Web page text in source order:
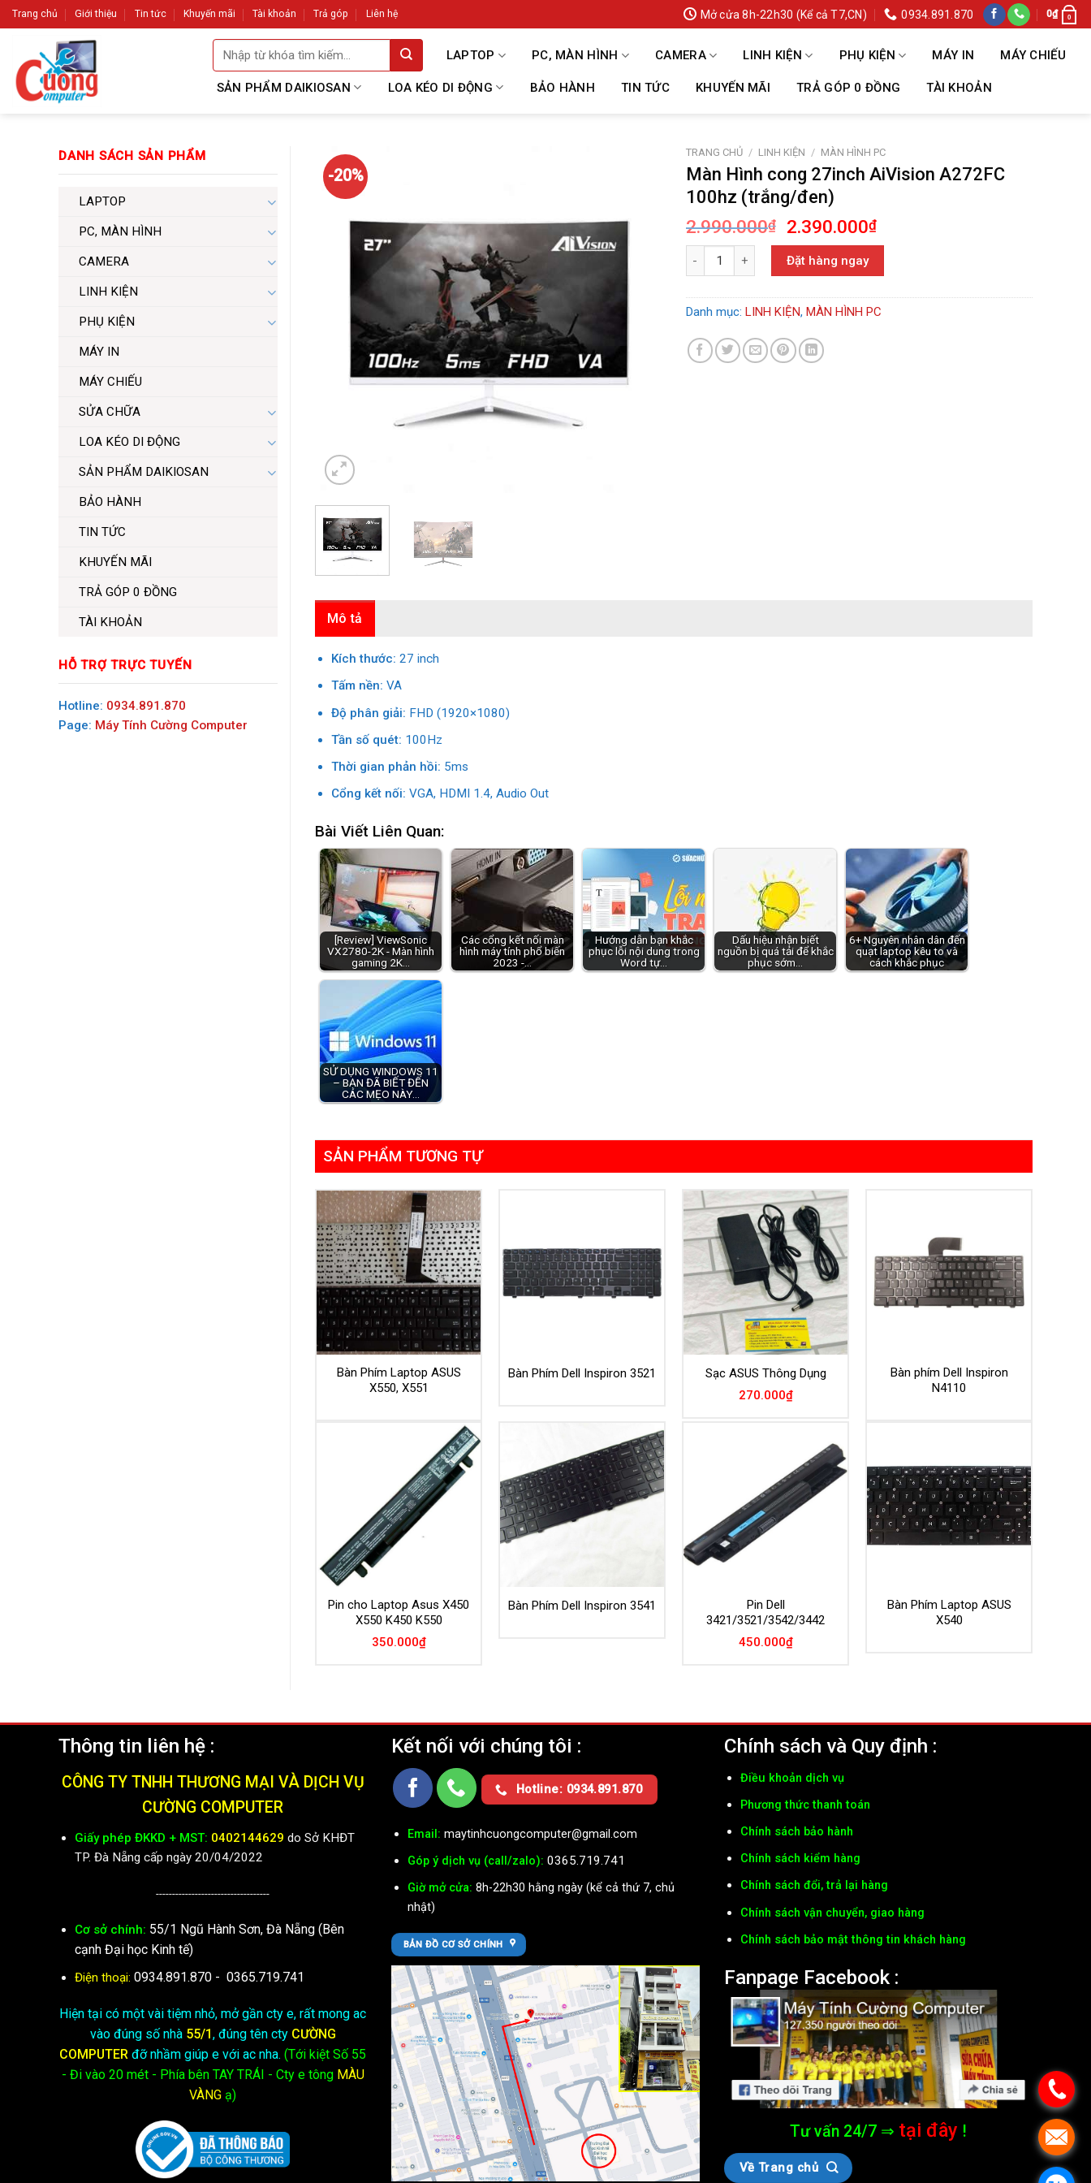
Skip
to
Trang chủ Giới thiệu Tin tức Khuyến mãi Tài khoản Trả góp Liên hệ Mở cửa 8h-22h30 (Kể cả T7,CN) 0934.891.870 0₫ 0
Tìm
kiếm:
LAPTOP PC, MÀN HÌNH CAMERA LINH KIỆN PHỤ KIỆN MÁY IN MÁY CHIẾU
SẢN PHẨM DAIKIOSAN LOA KÉO DI ĐỘNG BẢO HÀNH TIN TỨC KHUYẾN MÃI TRẢ GÓP 0 ĐỒNG TÀI KHOẢN
DANH SÁCH SẢN PHẨM
LAPTOP
PC, MÀN HÌNH
CAMERA
LINH KIỆN
PHỤ KIỆN
MÁY IN
MÁY CHIẾU
SỬA CHỮA
LOA KÉO DI ĐỘNG
SẢN PHẨM DAIKIOSAN
BẢO HÀNH
TIN TỨC
KHUYẾN MÃI
TRẢ GÓP 0 ĐỒNG
TÀI KHOẢN
HỖ TRỢ TRỰC TUYẾN
Hotline: 0934.891.870
Page: Máy Tính Cường Computer
-20%
TRANG CHỦ / LINH KIỆN / MÀN HÌNH PC
Màn Hình cong 27inch AiVision A272FC
100hz (trắng/đen)
2.990.000₫
Giá
gốc
là:
2.990.000₫.
2.390.000₫Giá
hiện
là:
2.390.000₫.
Màn Hình cong 27inch AiVision A272FC 100hz (trắng/đen) số lượng
Đặt hàng ngay
Danh mục: LINH KIỆN, MÀN HÌNH PC
Mô tả
Kích thước: 27 inch
Tấm nền: VA
Độ phân giải: FHD (1920×1080)
Tần số quét: 100Hz
Thời gian phản hồi: 5ms
Cổng kết nối: VGA, HDMI 1.4, Audio Out
Bài Viết Liên Quan:
[Review] ViewSonic
VX2780-2K - Màn hình
gaming 2K…
Các cổng kết nối màn
hình máy tính phổ biến
2023 -…
Hướng dẫn bạn khắc
phục lỗi nội dung trong
Word tự…
Dấu hiệu nhận biết
nguồn bị quá tải để khắc
phục sớm…
6+ Nguyên nhân dân đến
quạt laptop kêu to và
cách khắc phục
SỬ DỤNG WINDOWS 11
– BẠN ĐÃ BIẾT ĐẾN
CÁC MẸO NÀY…
SẢN PHẨM TƯƠNG TỰ
Bàn Phím Laptop ASUS
X550, X551
Bàn Phím Dell Inspiron 3521
Sạc ASUS Thông Dụng
270.000₫
Bàn phím Dell Inspiron
N4110
Pin cho Laptop Asus X450
X550 K450 K550
350.000₫
Bàn Phím Dell Inspiron 3541
Pin Dell
3421/3521/3542/3442
450.000₫
Bàn Phím Laptop ASUS
X540
Thông tin liên hệ :
CÔNG TY TNHH THƯƠNG MẠI VÀ DỊCH VỤ
CƯỜNG COMPUTER
Giấy phép ĐKKD + MST: 0402144629 do Sở KHĐT
TP. Đà Nẵng cấp ngày 20/04/2022
-----------------------------------
Cơ sở chính: 55/1 Ngũ Hành Sơn, Đà Nẵng (Bên
cạnh Đại học Kinh tế)
Điện thoại: 0934.891.870 - 0365.719.741
Hiện tại có một vài tiệm nhỏ, mở gần cty e, rất mong ac
vào đúng số nhà 55/1, đúng tên cty CƯỜNG
COMPUTER đỡ nhầm giúp e với ac nha. (Tới kiệt Số 55
- Đi vào 20 mét - Phía bên TAY TRÁI - Cty e tôngMÀU
VÀNG ạ)
Kết nối với chúng tôi :
Hotline: 0934.891.870
Email: maytinhcuongcomputer@gmail.com
Góp ý dịch vụ (call/zalo): 0365.719.741
Giờ mở cửa: 8h-22h30 hằng ngày (kể cả thứ 7, chủ
nhật)
BẢN ĐỒ CƠ SỞ CHÍNH
Chính sách và Quy định :
Điều khoản dịch vụ
Phương thức thanh toán
Chính sách bảo hành
Chính sách kiểm hàng
Chính sách đổi, trả lại hàng
Chính sách vận chuyển, giao hàng
Chính sách bảo mật thông tin khách hàng
Fanpage Facebook :
Tư vấn 24/7 ⇒ tại đây !
Về Trang chủ